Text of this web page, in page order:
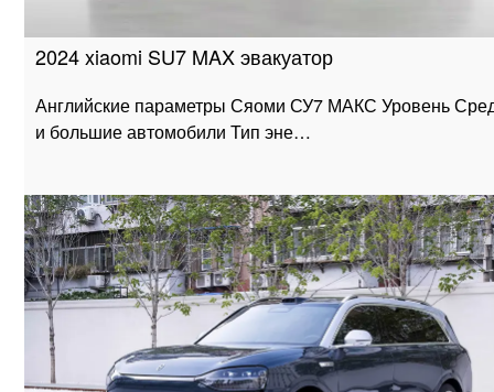
2024 xiaomi SU7 MAX эвакуатор
Английские параметры Сяоми СУ7 МАКС Уровень
и большие автомобили Тип эне…